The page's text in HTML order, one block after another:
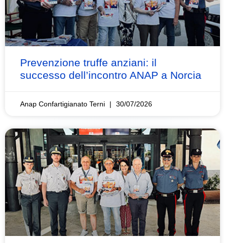
Prevenzione truffe anziani: il
successo dell’incontro ANAP a Norcia
Anap Confartigianato Terni 30/07/2026